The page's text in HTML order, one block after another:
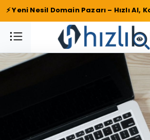
⚡ Yeni Nesil Domain Pazarı – Hızlı Al,